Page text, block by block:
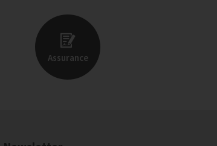
Assurance